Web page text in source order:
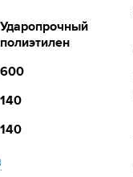
Ударопрочный
полиэтилен
600
140
140